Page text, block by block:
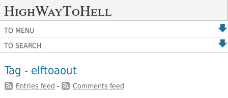
HighWayToHell
TO MENU
TO SEARCH
Tag - elftoaout
Entries feed - Comments feed